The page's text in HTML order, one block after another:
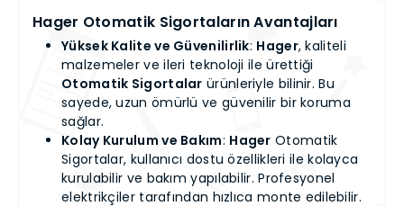
Hager Otomatik Sigortaların Avantajları
Yüksek Kalite ve Güvenilirlik: Hager, kaliteli
malzemeler ve ileri teknoloji ile ürettiği
Otomatik Sigortalar ürünleriyle bilinir. Bu
sayede, uzun ömürlü ve güvenilir bir koruma
sağlar.
Kolay Kurulum ve Bakım: Hager Otomatik
Sigortalar, kullanıcı dostu özellikleri ile kolayca
kurulabilir ve bakım yapılabilir. Profesyonel
elektrikçiler tarafından hızlıca monte edilebilir.